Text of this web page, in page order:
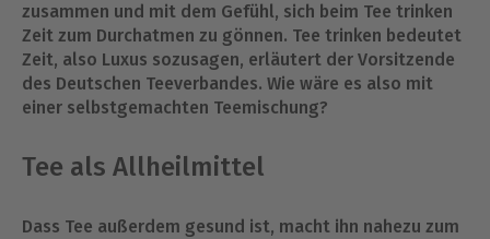
zusammen und mit dem Gefühl, sich beim Tee trinken
Zeit zum Durchatmen zu gönnen. Tee trinken bedeutet
Zeit, also Luxus sozusagen, erläutert der Vorsitzende
des Deutschen Teeverbandes. Wie wäre es also mit
einer selbstgemachten Teemischung?
Tee als Allheilmittel
Dass Tee außerdem gesund ist, macht ihn nahezu zum